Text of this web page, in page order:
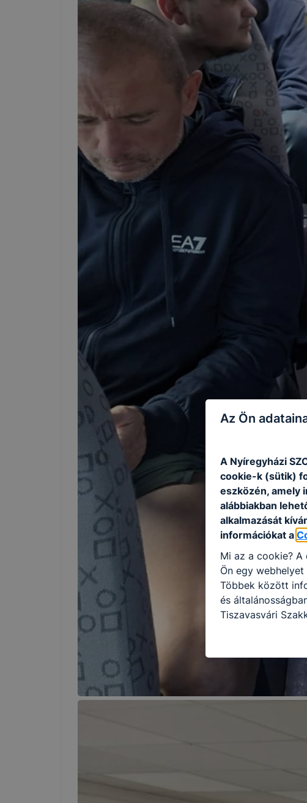
Az Ön
A Nyíregyházi
cookie-k (sütik)
eszközén, amely
alábbiakban
alkalmazását
információkat a
Mi az a cookie?
Ön egy
Többek között
és
Tiszavasvári
használja:
honlapot -annak
használja
felhasználói
Hogyan
böngésző
honlapunk
tétele, a cookie-k
teljes körű